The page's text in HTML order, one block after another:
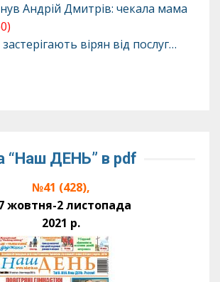
Андрій Дмитрів: чекала мама
вірян від послуг…
“Наш ДЕНЬ” в pdf
№41 (428),
жовтня-2 листопада
2021 р.